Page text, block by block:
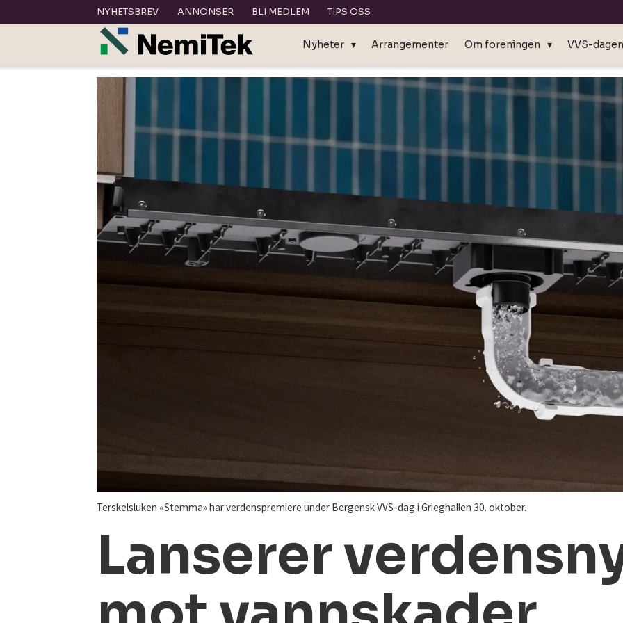
NYHETSBREV ANNONSER BLI MEDLEM TIPS OSS
Nyheter Arrangementer Om foreningen VVS-
Terskelsluken «Stemma» har verdenspremiere under Bergensk VVS-dag i Grieghallen 30. oktober.
Lanserer